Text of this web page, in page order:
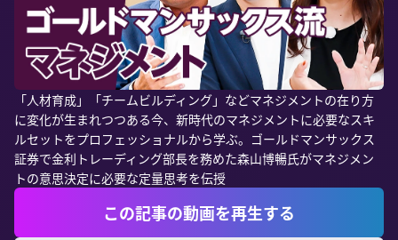
「人材育成」「チームビルディング」などマネジメントの在り方
に変化が生まれつつある今、新時代のマネジメントに必要なスキ
ルセットをプロフェッショナルから学ぶ。ゴールドマンサックス
証券で金利トレーディング部長を務めた森山博暢氏がマネジメン
トの意思決定に必要な定量思考を伝授
この記事の動画を再生する